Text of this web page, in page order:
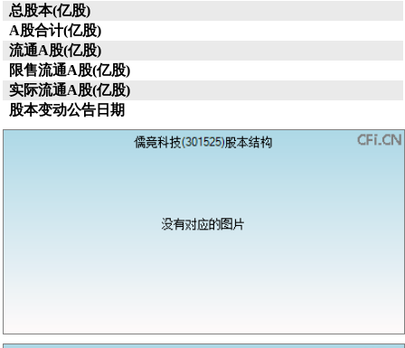
总股本(亿股)
A股合计(亿股)
流通A股(亿股)
限售流通A股(亿股)
实际流通A股(亿股)
股本变动公告日期